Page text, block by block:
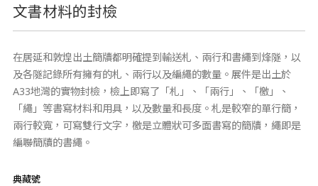
文書材料的封檢
在居延和敦煌出土簡牘都明確提到輸送札、兩行和書繩到烽隧，以
及各隧記錄所有擁有的札、兩行以及編繩的數量。展件是出土於
A33地灣的實物封檢，檢上即寫了「札」、「兩行」、「檄」、
「繩」等書寫材料和用具，以及數量和長度。札是較窄的單行簡，
兩行較寬，可寫雙行文字，檄是立體狀可多面書寫的簡牘，繩即是
編聯簡牘的書繩。
典藏號